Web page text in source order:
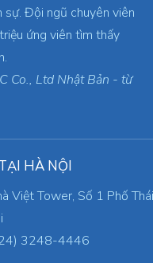
Đội ngũ chuyên viên
ứng viên tìm thấy
Co., Ltd Nhật Bản - từ
HÀ NỘI
Việt Tower, Số 1 Phố
3248-4446